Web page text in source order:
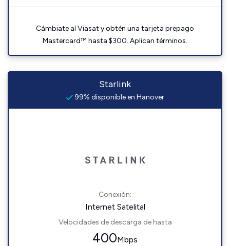
Cámbiate al Viasat y obtén una tarjeta prepago
Mastercard™ hasta $300. Aplican términos.
Starlink
99% disponible en Hanover
Conexión:
Internet Satelital
Velocidades de descarga de hasta
400Mbps